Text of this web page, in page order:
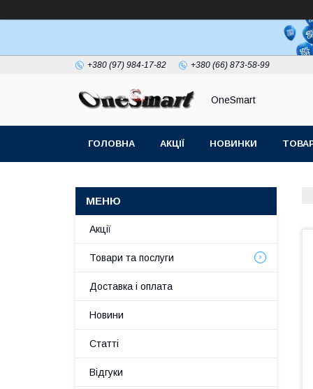
+380 (97) 984-17-82 +380 (66) 873-58-99
OneSmart
ГОЛОВНА АКЦІЇ НОВИНКИ
Акції
Товари та послуги
Доставка і оплата
Новини
Статті
Відгуки